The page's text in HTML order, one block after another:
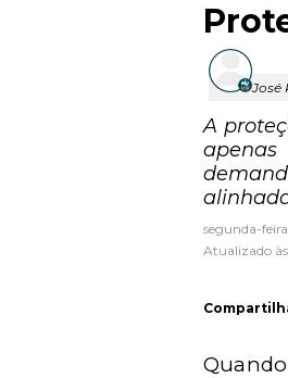
José
A
apenas
segunda-
Atualizado